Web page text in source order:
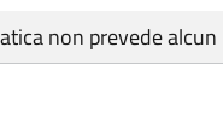
non prevede